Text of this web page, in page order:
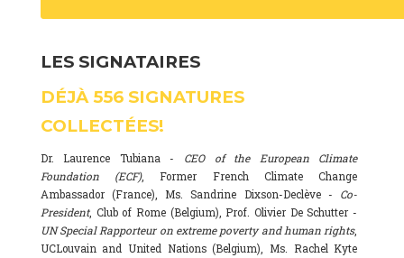
LES SIGNATAIRES
DÉJÀ556 SIGNATURES
COLLECTÉES!
Dr. Laurence Tubiana - CEO of the European Climate
Foundation (ECF), Former French Climate Change
Ambassador (France), Ms. Sandrine Dixson-Declève - Co-
President, Club of Rome (Belgium), Prof. Olivier De Schutter -
UN Special Rapporteur on extreme poverty and human rights,
UCLouvain and United Nations (Belgium), Ms. Rachel Kyte